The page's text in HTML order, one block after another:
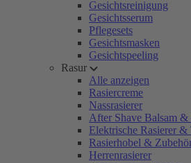
Gesichtsreinigung
Gesichtsserum
Pflegesets
Gesichtsmasken
Gesichtspeeling
Rasur
Alle anzeigen
Rasiercreme
Nassrasierer
After Shave Balsam
Elektrische Rasierer &
Rasierhobel &
Herrenrasierer